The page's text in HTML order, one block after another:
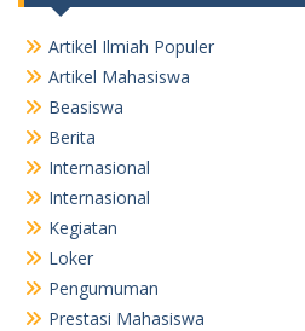
Artikel Ilmiah Populer
Artikel Mahasiswa
Beasiswa
Berita
Internasional
Internasional
Kegiatan
Loker
Pengumuman
Prestasi Mahasiswa